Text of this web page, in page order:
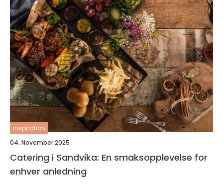
inspiration
04. November 2025
Catering i Sandvika: En smaksopplevelse for
enhver anledning